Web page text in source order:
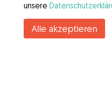
Kennst du die Vorteile
unsere
Alle akzeptieren